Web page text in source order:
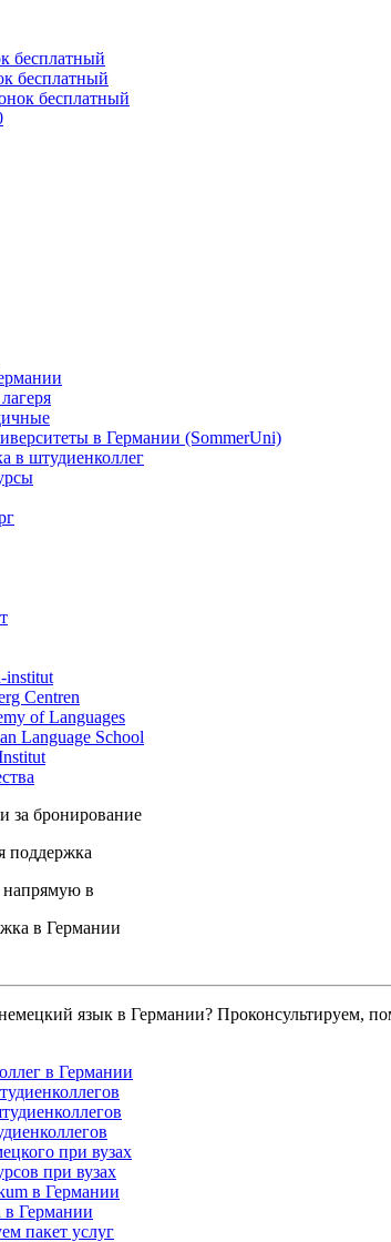
бесплатный
бесплатный
бесплатный
в Германии (SommerUni)
в штудиенколлег
institut
Centren
of Languages
Language School
за бронирование
поддержка
напрямую в
в Германии
язык в Германии? Проконсультируем,
в Германии
при вузах
при вузах
в Германии
в Германии
пакет услуг